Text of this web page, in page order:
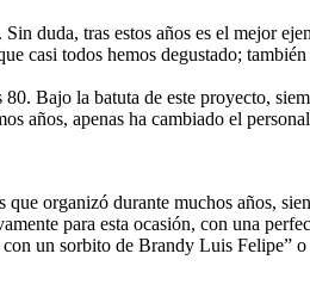
duda, tras estos años es el mejor
casi todos hemos degustado;
Bajo la batuta de este proyecto,
años, apenas ha cambiado el
organizó durante muchos años,
para esta ocasión, con una
un sorbito de Brandy Luis Felipe”